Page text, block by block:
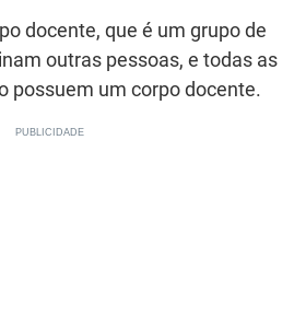
docente, que é um grupo de
outras pessoas, e todas as
possuem um corpo docente.